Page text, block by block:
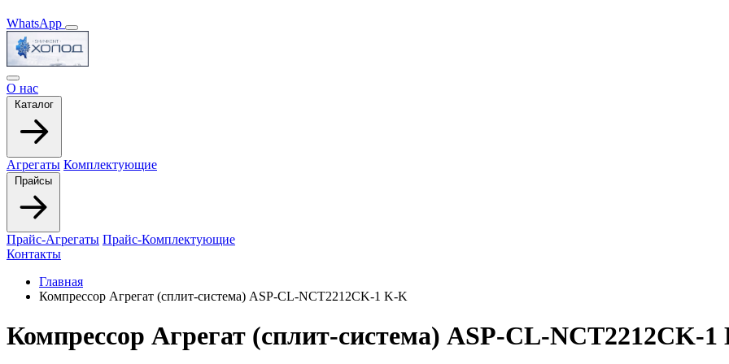
WhatsApp
О нас
Каталог
Агрегаты Комплектующие
Прайсы
Прайс-Агрегаты Прайс-Комплектующие
Контакты
Главная
Компрессор Агрегат (сплит-система) ASP-СL-NCT2212CK-1 K-K
Компрессор Агрегат (сплит-система) ASP-СL-NCT2212CK-